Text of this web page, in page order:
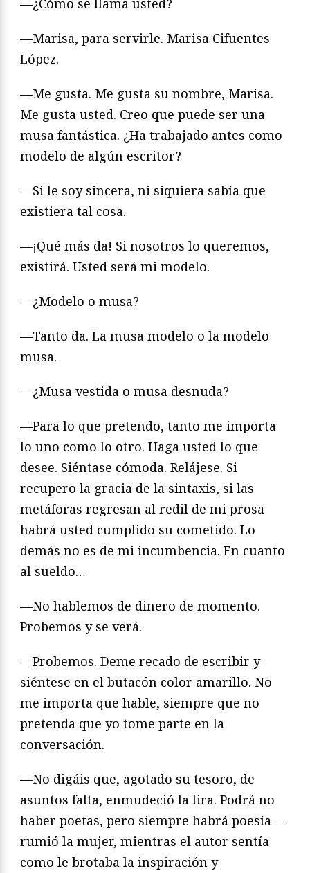
—¿Cómo se llama usted?
—Marisa, para servirle. Marisa Cifuentes
López.
—Me gusta. Me gusta su nombre, Marisa.
Me gusta usted. Creo que puede ser una
musa fantástica. ¿Ha trabajado antes como
modelo de algún escritor?
—Si le soy sincera, ni siquiera sabía que
existiera tal cosa.
—¡Qué más da! Si nosotros lo queremos,
existirá. Usted será mi modelo.
—¿Modelo o musa?
—Tanto da. La musa modelo o la modelo
musa.
—¿Musa vestida o musa desnuda?
—Para lo que pretendo, tanto me importa
lo uno como lo otro. Haga usted lo que
desee. Siéntase cómoda. Relájese. Si
recupero la gracia de la sintaxis, si las
metáforas regresan al redil de mi prosa
habrá usted cumplido su cometido. Lo
demás no es de mi incumbencia. En cuanto
al sueldo…
—No hablemos de dinero de momento.
Probemos y se verá.
—Probemos. Deme recado de escribir y
siéntese en el butacón color amarillo. No
me importa que hable, siempre que no
pretenda que yo tome parte en la
conversación.
—No digáis que, agotado su tesoro, de
asuntos falta, enmudeció la lira. Podrá no
haber poetas, pero siempre habrá poesía —
rumió la mujer, mientras el autor sentía
como le brotaba la inspiración y